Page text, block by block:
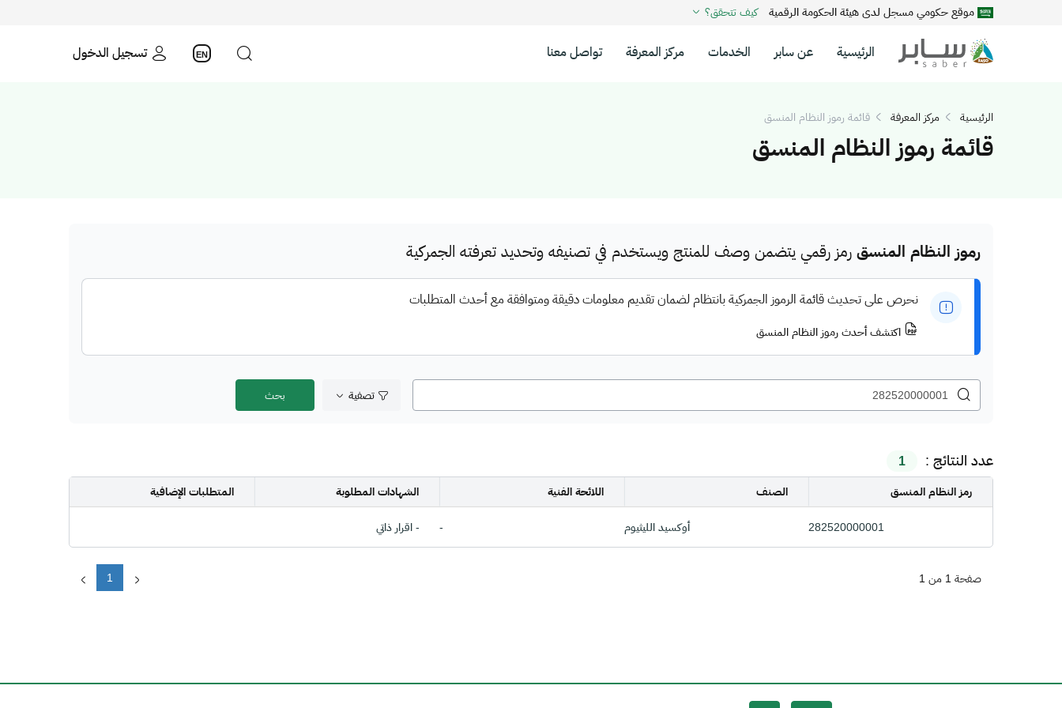
موقع حكومي مسجل لدى هيئة الحكومة الرقمية كيف تتحقق؟
الرئيسية عن سابر الخدمات مركز المعرفة تواصل معنا تسجيل الدخول EN
الرئيسية مركز المعرفة قائمة رموز النظام المنسق
قائمة رموز النظام المنسق
رموز النظام المنسق رمز رقمي يتضمن وصف للمنتج ويستخدم في تصنيفه وتحديد تعرفته الجمركية
نحرص على تحديث قائمة الرموز الجمركية بانتظام لضمان تقديم معلومات دقيقة ومتوافقة مع أحدث المتطلبات
اكتشف أحدث رموز النظام المنسق
تصفية
عدد النتائج : 1
رمز النظام المنسق الصنف اللائحة الفنية الشهادات المطلوبة المتطلبات الإضافية
282520000001 أوكسيد الليثيوم - - اقرار ذاتي
1 صفحة 1 من 1